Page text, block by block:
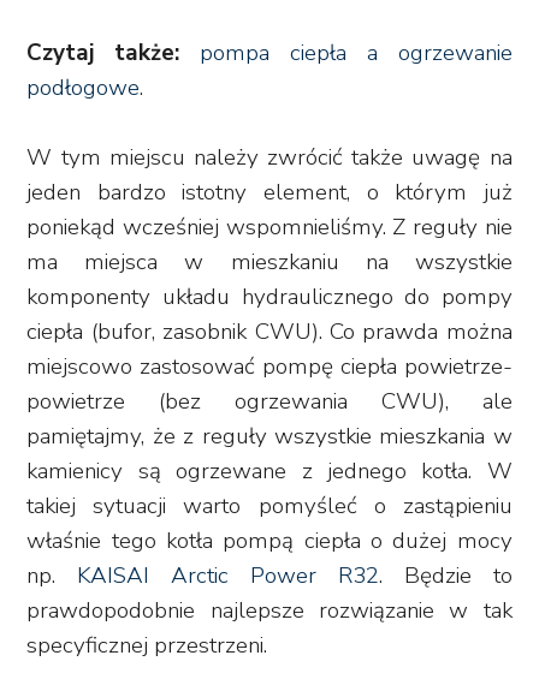
Czytaj także:
pompa ciepła a ogrzewanie
podłogowe.
W tym miejscu należy zwrócić także uwagę na
jeden bardzo istotny element, o którym już
poniekąd wcześniej wspomnieliśmy. Z reguły nie
ma miejsca w mieszkaniu na wszystkie
komponenty układu hydraulicznego do pompy
ciepła (bufor, zasobnik CWU). Co prawda można
miejscowo zastosować pompę ciepła powietrze-
powietrze (bez ogrzewania CWU), ale
pamiętajmy, że z reguły wszystkie mieszkania w
kamienicy są ogrzewane z jednego kotła. W
takiej sytuacji warto pomyśleć o zastąpieniu
właśnie tego kotła pompą ciepła o dużej mocy
np. KAISAI Arctic Power R32. Będzie to
prawdopodobnie najlepsze rozwiązanie w tak
specyficznej przestrzeni.